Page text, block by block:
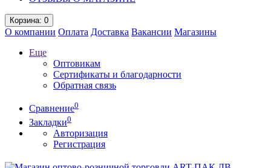
Корзина: 0
О компании Оплата Доставка Вакансии Магазины
Еще
Оптовикам
Сертификаты и благодарности
Обратная связь
Сравнение0
Закладки0
Авторизация
Регистрация